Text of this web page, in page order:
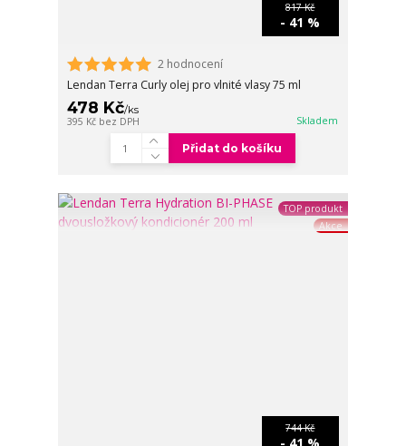
817 Kč
- 41 %
2 hodnocení
Lendan Terra Curly olej pro vlnité vlasy 75 ml
478 Kč/ks
395 Kč bez DPH Skladem
Přidat do košíku
TOP produkt
Akce
744 Kč